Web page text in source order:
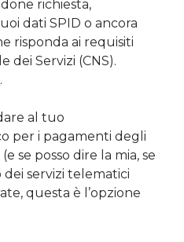
richiesta,
dati SPID o ancora
risponda ai requisiti
dei Servizi (CNS).
.
al tuo
per i pagamenti degli
se posso dire la mia, se
dei servizi telematici
questa è l’opzione